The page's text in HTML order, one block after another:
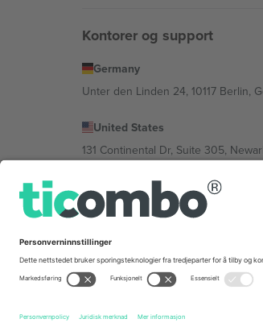
Kontorer og support
Germany
Unter den Linden 24, 10117 Berlin,
United States
131 Continental Dr, Suite 305,
Bulgaria
Regus Sofia City West, bul Totleben
Mexico
Av Chapultepec 360, Roma Norte,
Vilkår.© 2026 Ticombo. Alle